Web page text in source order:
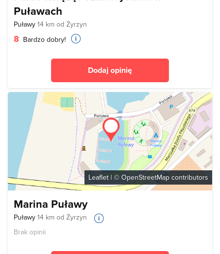
Puławach
Puławy 14 km od Żyrzyn
8 Bardzo dobry!
Dodaj opinię
Leaflet | © OpenStreetMap contributors
Marina Puławy
Puławy 14 km od Żyrzyn
Brak opinii